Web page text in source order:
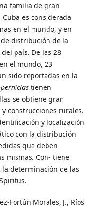
familia de gran
es considerada
en el mundo, y en
distribución de la
país. De las 28
el mundo, 23
sido reportadas en la
tienen
se obtiene gran
construcciones rurales.
y localización
con la distribución
que deben
mismas. Con- tiene
determinación de las
Fortún Morales, J., Ríos